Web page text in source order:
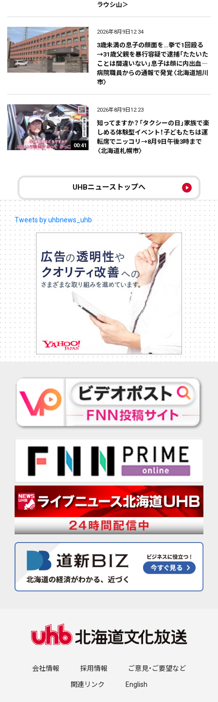
ラウシ山＞
2026年8月9日12:34
3歳未満の息子の顔面を…拳で1回殴る
→31歳父親を暴行容疑で逮捕「たたいた
ことは間違いない」息子は顔に内出血―
病院職員からの通報で発覚〈北海道旭川
市〉
00:41
2026年8月9日12:23
知ってますか？「タクシーの日」家族で楽
しめる体験型イベント！子どもたちは運
転席でニッコリ→8月9日午後3時まで
〈北海道札幌市〉
UHBニューストップへ
Tweets by uhbnews_uhb
会社情報 採用情報 ご意見・ご要望など
関連リンク English